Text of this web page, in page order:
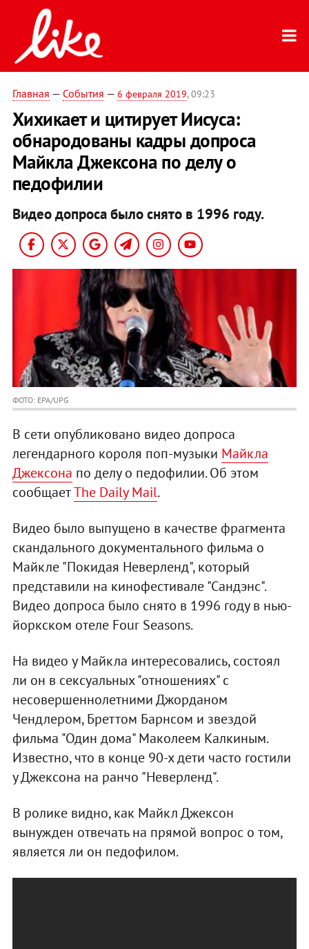
Главная — События — 6 февраля 2019, 09:23
Хихикает и цитирует Иисуса:
обнародованы кадры допроса
Майкла Джексона по делу о
педофилии
Видео допроса было снято в 1996 году.
ФОТО: EPA/UPG
В сети опубликовано видео допроса
легендарного короля поп-музыки Майкла
Джексона по делу о педофилии. Об этом
сообщаетThe Daily Mail.
Видео было выпущено в качестве фрагмента
скандального документального фильма о
Майкле "Покидая Неверленд", который
представили на кинофестивале "Сандэнс".
Видео допроса было снято в 1996 году в нью-
йоркском отеле Four Seasons.
На видео у Майкла интересовались, состоял
ли он в сексуальных "отношениях" с
несовершеннолетними Джорданом
Чендлером, Бреттом Барнсом и звездой
фильма "Один дома" Маколеем Калкиным.
Известно, что в конце 90-х дети часто гостили
у Джексона на ранчо "Неверленд".
В ролике видно, как Майкл Джексон
вынужден отвечать на прямой вопрос о том,
является ли он педофилом.